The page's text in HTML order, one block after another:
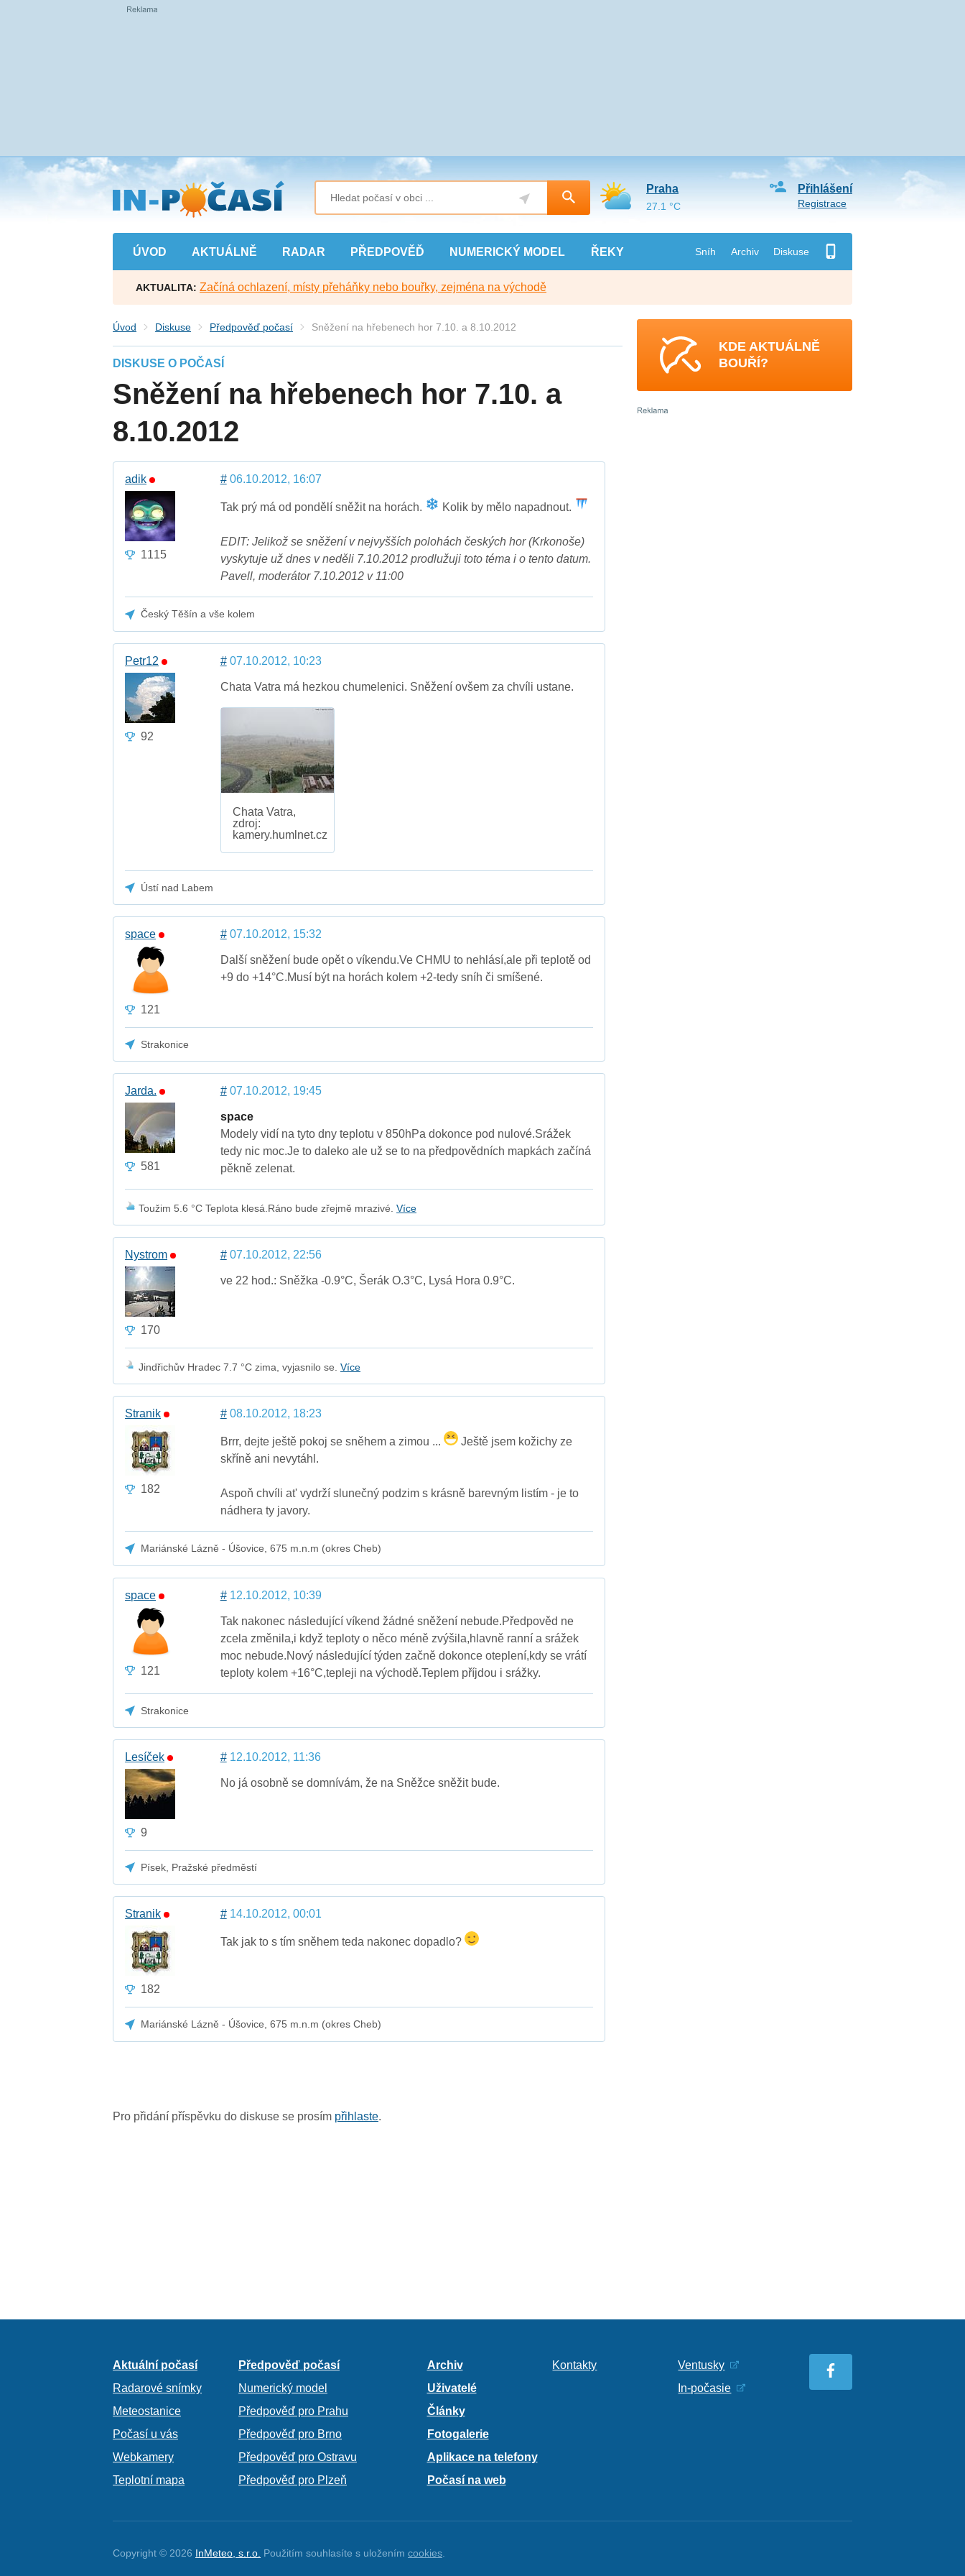
Přejít
na
hlavní
obsah
ÚVOD AKTUÁLNĚ RADAR PŘEDPOVĚĎ NUMERICKÝ MODEL ŘEKY Sníh Archiv Diskuse
Přihlášení
Registrace
Praha
27.1 °C
AKTUALITA: Začíná ochlazení, místy přeháňky nebo bouřky, zejména na východě
Úvod Diskuse Předpověď počasí Sněžení na hřebenech hor 7.10. a 8.10.2012
DISKUSE O POČASÍ
Sněžení na hřebenech hor 7.10. a
8.10.2012
adik
1115
#06.10.2012, 16:07
Tak prý má od pondělí sněžit na horách. Kolik by mělo napadnout.
EDIT: Jelikož se sněžení v nejvyšších polohách českých hor (Krkonoše)
vyskytuje už dnes v neděli 7.10.2012 prodlužuji toto téma i o tento datum.
Pavell, moderátor 7.10.2012 v 11:00
Český Těšín a vše kolem
Petr12
92
#07.10.2012, 10:23
Chata Vatra má hezkou chumelenici. Sněžení ovšem za chvíli ustane.
Chata Vatra,
zdroj:
kamery.humlnet.cz
Ústí nad Labem
space
121
#07.10.2012, 15:32
Další sněžení bude opět o víkendu.Ve CHMU to nehlásí,ale při teplotě od
+9 do +14°C.Musí být na horách kolem +2-tedy sníh či smíšené.
Strakonice
Jarda.
581
#07.10.2012, 19:45
space
Modely vidí na tyto dny teplotu v 850hPa dokonce pod nulové.Srážek
tedy nic moc.Je to daleko ale už se to na předpovědních mapkách začíná
pěkně zelenat.
Toužim 5.6 °C Teplota klesá.Ráno bude zřejmě mrazivé.Více
Nystrom
170
#07.10.2012, 22:56
ve 22 hod.: Sněžka -0.9°C, Šerák O.3°C, Lysá Hora 0.9°C.
Jindřichův Hradec 7.7 °C zima, vyjasnilo se.Více
Stranik
182
#08.10.2012, 18:23
Brrr, dejte ještě pokoj se sněhem a zimou ...
Ještě jsem kožichy ze
skříně ani nevytáhl.
Aspoň chvíli at' vydrží slunečný podzim s krásně barevným listím - je to
nádhera ty javory.
Mariánské Lázně - Úšovice, 675 m.n.m (okres Cheb)
space
121
#12.10.2012, 10:39
Tak nakonec následující víkend žádné sněžení nebude.Předpověd ne
zcela změnila,i když teploty o něco méně zvýšila,hlavně ranní a srážek
moc nebude.Nový následující týden začně dokonce oteplení,kdy se vrátí
teploty kolem +16°C,tepleji na východě.Teplem příjdou i srážky.
Strakonice
Lesíček
9
#12.10.2012, 11:36
No já osobně se domnívám, že na Sněžce sněžit bude.
Písek, Pražské předměstí
Stranik
182
#14.10.2012, 00:01
Tak jak to s tím sněhem teda nakonec dopadlo?
Mariánské Lázně - Úšovice, 675 m.n.m (okres Cheb)
Pro přidání příspěvku do diskuse se prosím přihlaste.
KDE AKTUÁLNĚ
BOUŘÍ?
Aktuální počasí
Radarové snímky
Meteostanice
Počasí u vás
Webkamery
Teplotní mapa
Předpověď počasí
Numerický model
Předpověď pro Prahu
Předpověď pro Brno
Předpověď pro Ostravu
Předpověď pro Plzeň
Archiv
Uživatelé
Články
Fotogalerie
Aplikace na telefony
Počasí na web
Kontakty
Ventusky
In-počasie
Copyright © 2026 InMeteo, s.r.o. Použitím souhlasíte s uloženímcookies